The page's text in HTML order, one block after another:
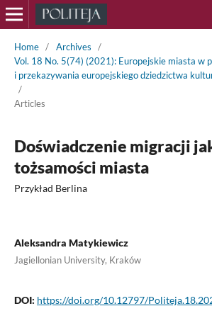
Home / Archives
/
Vol. 18 No. 5(74) (2021): Europejskie miasta w
i przekazywania europejskiego dziedzictwa
/
Articles
Doświadczenie migracji
tożsamości miasta
Przykład Berlina
Aleksandra Matykiewicz
Jagiellonian University, Kraków
DOI: https://doi.org/10.12797/